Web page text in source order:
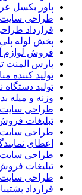
پاور بکسل
طراحی سایت
قرارداد
پخش لوله پلی
فروش لوازم
پارس المنت
تولید کننده
تولید
وزنه و میله
طراحی سایت
تبلیغات
طراحی سایت
اعطای
طراحی
تبلیغات فروش
طراحی سایت
قرارداد